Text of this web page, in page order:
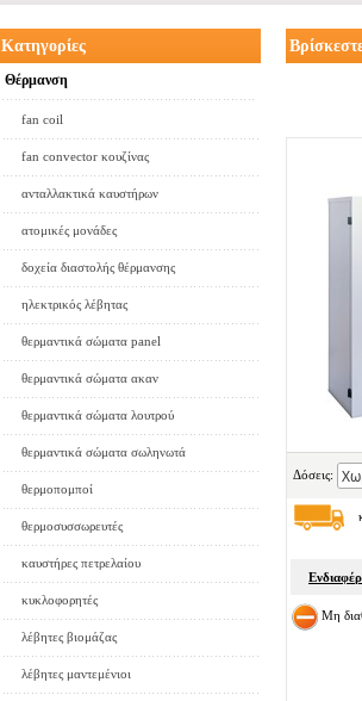
Κατηγορίες
Θέρμανση
fan coil
fan convector κουζίνας
ανταλλακτικά καυστήρων
ατομικές μονάδες
δοχεία διαστολής θέρμανσης
ηλεκτρικός λέβητας
θερμαντικά σώματα panel
θερμαντικά σώματα ακαν
θερμαντικά σώματα λουτρού
θερμαντικά σώματα σωληνωτά
θερμοπομποί
θερμοσυσσωρευτές
καυστήρες πετρελαίου
κυκλοφορητές
λέβητες βιομάζας
λέβητες μαντεμένιοι
Δόσεις:
Μη